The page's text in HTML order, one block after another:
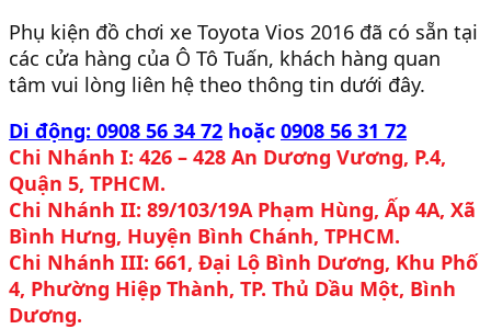
Phụ kiện đồ chơi xe Toyota Vios 2016 đã có sẵn tại
các cửa hàng của Ô Tô Tuấn, khách hàng quan
tâm vui lòng liên hệ theo thông tin dưới đây.
Di động: 0908 56 34 72 hoặc 0908 56 31 72
Chi Nhánh I: 426 – 428 An Dương Vương, P.4,
Quận 5, TPHCM.
Chi Nhánh II: 89/103/19A Phạm Hùng, Ấp 4A, Xã
Bình Hưng, Huyện Bình Chánh, TPHCM.
Chi Nhánh III: 661, Đại Lộ Bình Dương, Khu Phố
4, Phường Hiệp Thành, TP. Thủ Dầu Một, Bình
Dương.